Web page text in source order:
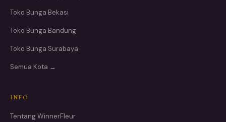
Toko Bunga Bekasi
Toko Bunga Bandung
Toko Bunga Surabaya
Semua Kota →
INFO
Tentang WinnerFleur